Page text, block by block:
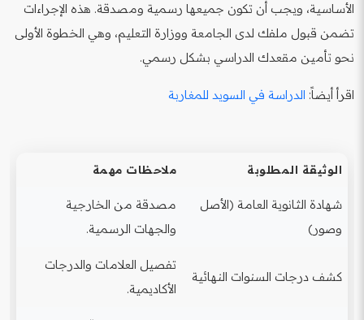
الأساسية، ويجب أن تكون جميعها رسمية ومصدقة. هذه الإجراءات
تضمن قبول ملفك لدى الجامعة ووزارة التعليم، وهي الخطوة الأولى
نحو تأمين مقعدك الدراسي بشكل رسمي.
اقرأ أيضاً: الدراسة في السويد للمغاربة
الوثيقة المطلوبة ملاحظات مهمة
شهادة الثانوية العامة (الأصل
وصور)
مصدقة من الخارجية
والجهات الرسمية.
كشف درجات السنوات النهائية
تفصيل العلامات والدرجات
الأكاديمية.